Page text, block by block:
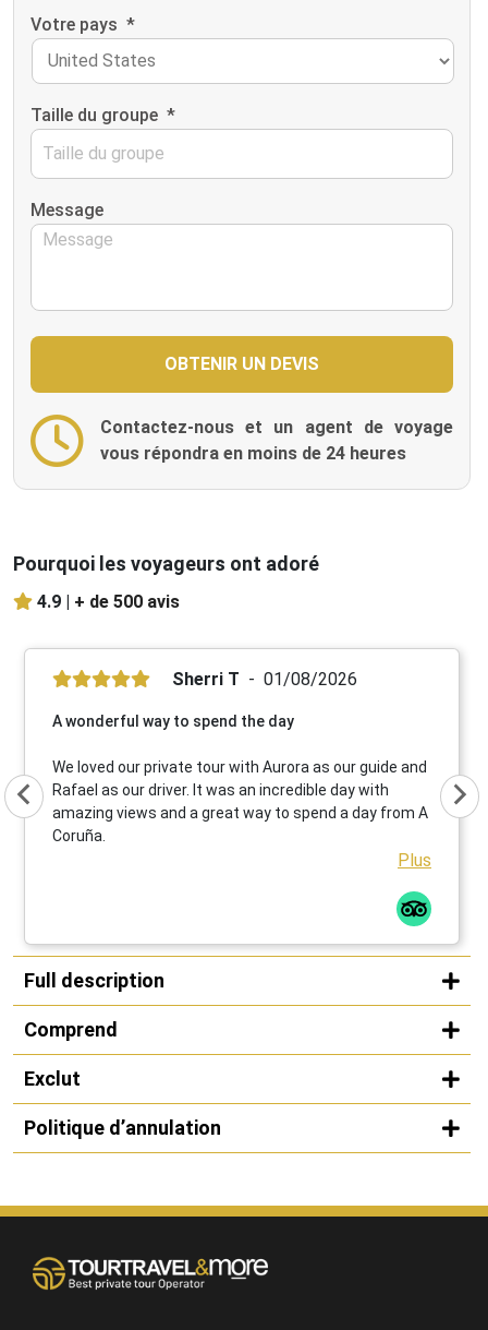
Votre pays *
Taille du groupe *
Message
Contactez-nous et un agent de voyage
vous répondra en moins de 24 heures
Pourquoi les voyageurs ont adoré
4.9 | + de 500 avis
Sherri T 01/08/2026
A wonderful way to spend the day
We loved our private tour with Aurora as our guide and
Rafael as our driver. It was an incredible day with
amazing views and a great way to spend a day from A
Coruña.
Plus
Full description
Comprend
Exclut
Politique d’annulation